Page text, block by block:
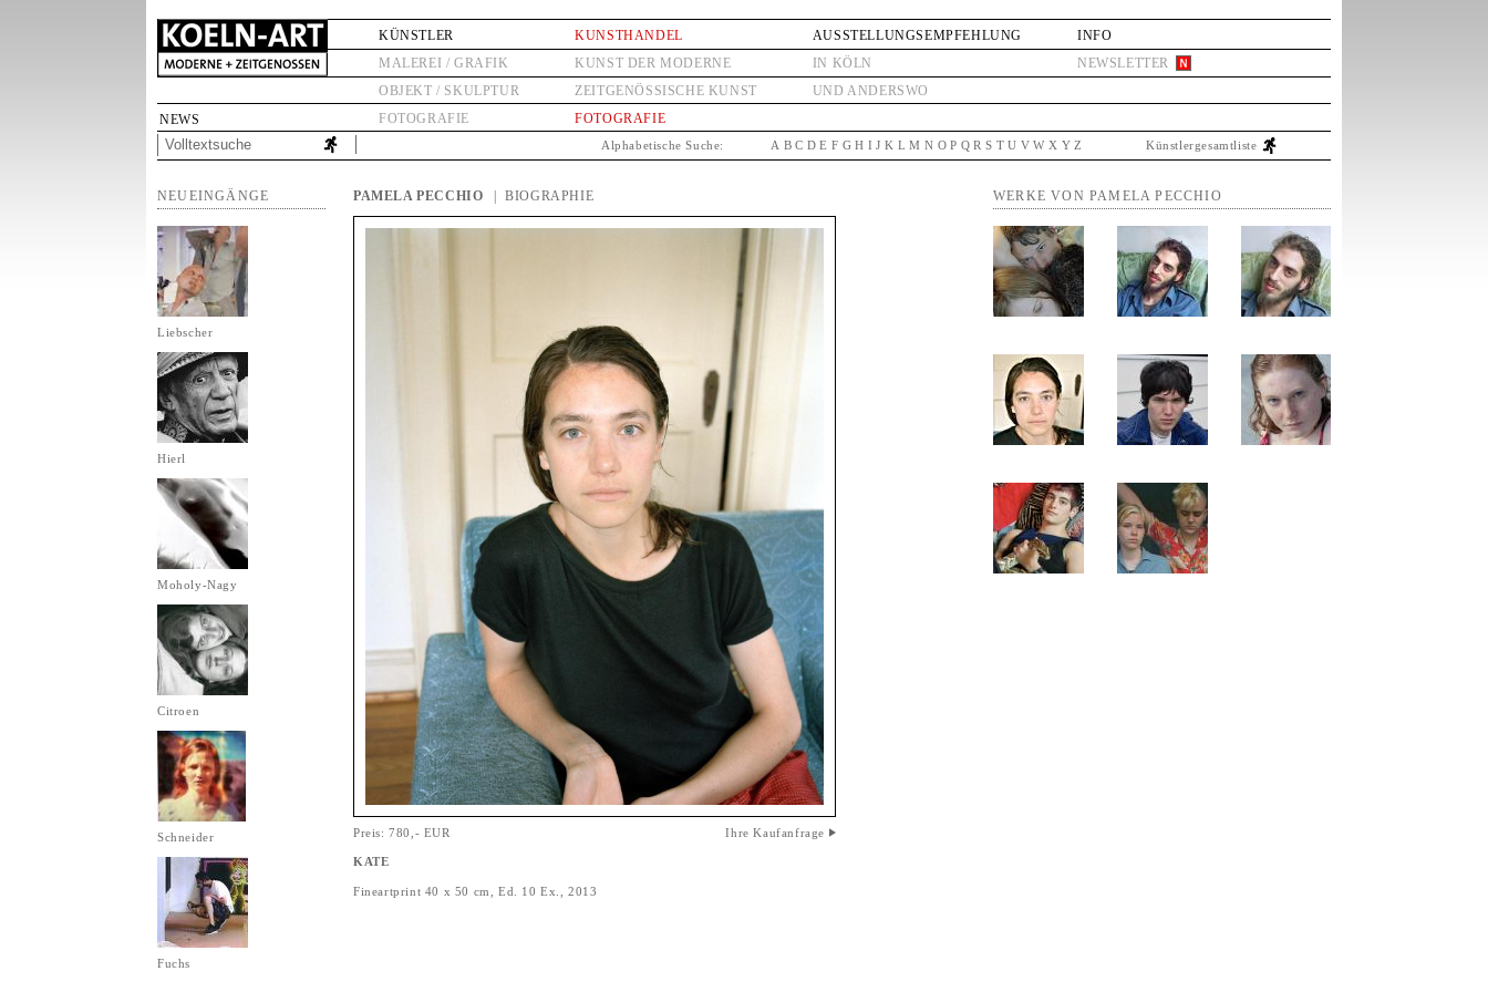
NEWS
KÜNSTLER
MALEREI / GRAFIK
OBJEKT / SKULPTUR
FOTOGRAFIE
KUNSTHANDEL
KUNST DER MODERNE
ZEITGENÖSSISCHE KUNST
FOTOGRAFIE
AUSSTELLUNGSEMPFEHLUNG
IN KÖLN
UND ANDERSWO
INFO
NEWSLETTER
Alphabetische Suche: A B C D E F G H I J K L M N O P Q R S T U V W X Y Z Künstlergesamtliste
NEUEINGÄNGE
Liebscher
Hierl
Moholy-Nagy
Citroen
Schneider
Fuchs
PAMELA PECCHIO | BIOGRAPHIE
Preis: 780,- EUR Ihre Kaufanfrage
KATE
Fineartprint 40 x 50 cm, Ed. 10 Ex., 2013
WERKE VON PAMELA PECCHIO